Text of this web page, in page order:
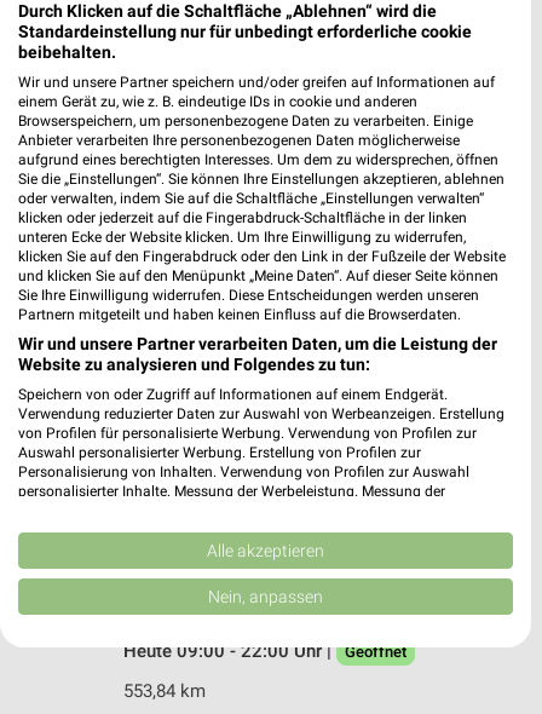
Heute 07:00 - 22:00 Uhr | Geöffnet
FrankfurtRheinMain
Kaiserstraße 56
60329 Frankfurt am Main
424,44 km
Emser Therme - Kannewischer Collection Bad
Viktoriaallee 25
Heute 09:00 - 00:00 Uhr | Geöffnet
463,35 km
❯
Friedrichsbad - Kannewischer Collection Baden-
Römerplatz 1
76530 Baden-Baden
Heute 09:00 - 22:00 Uhr | Geöffnet
553,84 km
Durch Klicken auf die Schaltfläche „Ablehnen“ wird die
Standardeinstellung nur für unbedingt erforderliche cookie
beibehalten.
Wir und unsere Partner speichern und/oder greifen auf Informationen auf
einem Gerät zu, wie z. B. eindeutige IDs in cookie und anderen
Browserspeichern, um personenbezogene Daten zu verarbeiten. Einige
Anbieter verarbeiten Ihre personenbezogenen Daten möglicherweise
aufgrund eines berechtigten Interesses. Um dem zu widersprechen, öffnen
Sie die „Einstellungen“. Sie können Ihre Einstellungen akzeptieren, ablehnen
oder verwalten, indem Sie auf die Schaltfläche „Einstellungen verwalten“
klicken oder jederzeit auf die Fingerabdruck-Schaltfläche in der linken
unteren Ecke der Website klicken. Um Ihre Einwilligung zu widerrufen,
klicken Sie auf den Fingerabdruck oder den Link in der Fußzeile der Website
und klicken Sie auf den Menüpunkt „Meine Daten“. Auf dieser Seite können
Sie Ihre Einwilligung widerrufen. Diese Entscheidungen werden unseren
Partnern mitgeteilt und haben keinen Einfluss auf die Browserdaten.
Wir und unsere Partner verarbeiten Daten, um die Leistung der
Website zu analysieren und Folgendes zu tun:
Speichern von oder Zugriff auf Informationen auf einem Endgerät.
Verwendung reduzierter Daten zur Auswahl von Werbeanzeigen. Erstellung
von Profilen für personalisierte Werbung. Verwendung von Profilen zur
Auswahl personalisierter Werbung. Erstellung von Profilen zur
Personalisierung von Inhalten. Verwendung von Profilen zur Auswahl
personalisierter Inhalte. Messung der Werbeleistung. Messung der
Kombinationen von Daten aus verschiedenen Quellen. Entwicklung und
Verbesserung der Angebote. Verwendung reduzierter Daten zur Auswahl
von Inhalten.
Daten können außerhalb der Europäischen Union weitergegeben und in die
USA gesendet werden.
Website/App.
Partnerliste anzeigen (1 IAB-Anbieter)
Alle akzeptieren
Nein, anpassen